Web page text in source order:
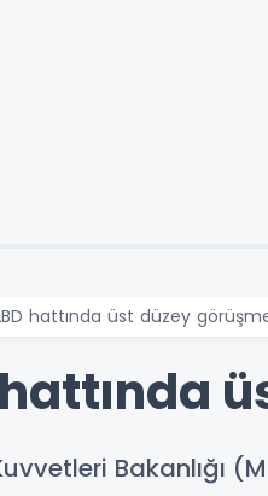
hattında üst düzey
Bakanlığı